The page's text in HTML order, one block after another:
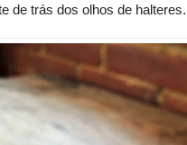
de trás dos olhos de halteres.